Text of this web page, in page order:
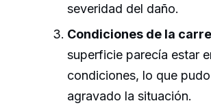
severidad del daño.
Condiciones de la
superficie parecía estar
condiciones, lo que
agravado la situación.